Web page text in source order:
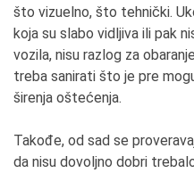
što vizuelno, što tehnički.
koja su slabo vidljiva ili pak
vozila, nisu razlog za
treba sanirati što je pre
širenja oštećenja.
Takođe, od sad se
da nisu dovoljno dobri